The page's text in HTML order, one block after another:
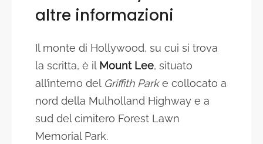
altre informazioni
Il monte di Hollywood, su cui si trova
la scritta, è il Mount Lee, situato
all’interno del Griffith Parke collocato a
nord della Mulholland Highway e a
sud del cimitero Forest Lawn
Memorial Park.